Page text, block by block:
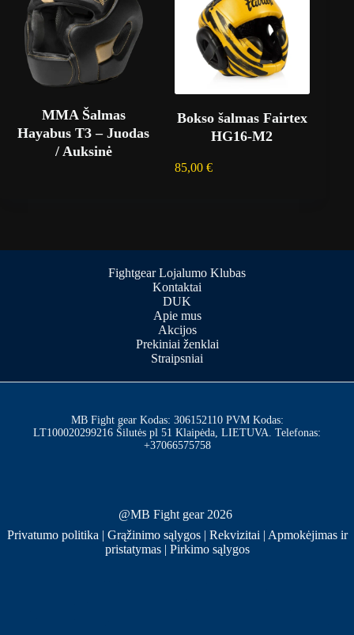
MMA Šalmas
Hayabus T3 – Juodas
/ Auksinė
Bokso šalmas Fairtex
HG16-M2
85,00 €
Fightgear Lojalumo Klubas
Kontaktai
DUK
Apie mus
Akcijos
Prekiniai ženklai
Straipsniai
MB Fight gear Kodas: 306152110 PVM Kodas:
LT100020299216 Šilutės pl 51 Klaipėda, LIETUVA. Telefonas:
+37066575758
@MB Fight gear 2026
Privatumo politika | Grąžinimo sąlygos | Rekvizitai | Apmokėjimas ir
pristatymas| Pirkimo sąlygos